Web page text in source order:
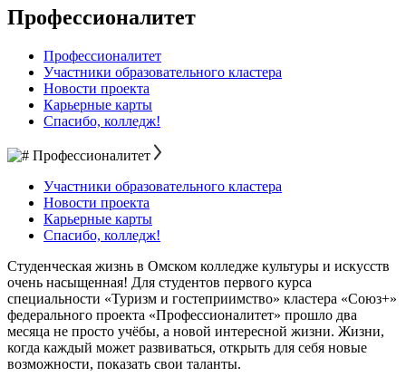
Профессионалитет
Профессионалитет
Участники образовательного кластера
Новости проекта
Карьерные карты
Спасибо, колледж!
Профессионалитет
Участники образовательного кластера
Новости проекта
Карьерные карты
Спасибо, колледж!
Студенческая жизнь в Омском колледже культуры и искусств
очень насыщенная! Для студентов первого курса
специальности «Туризм и гостеприимство» кластера «Союз+»
федерального проекта «Профессионалитет» прошло два
месяца не просто учёбы, а новой интересной жизни. Жизни,
когда каждый может развиваться, открыть для себя новые
возможности, показать свои таланты.